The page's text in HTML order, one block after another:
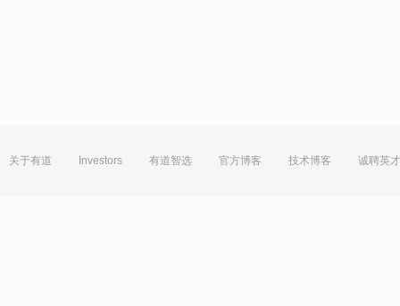
关于有道 Investors 有道智选 官方博客 技术博客 诚聘英才